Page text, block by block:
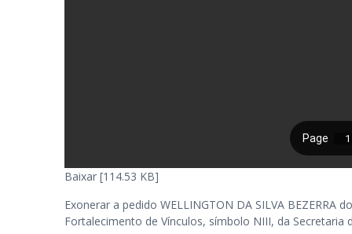
Baixar [114.53 KB]
Exonerar a pedido WELLINGTON DA SILVA
Fortalecimento de Vínculos, símbolo NIII, da Secretaria